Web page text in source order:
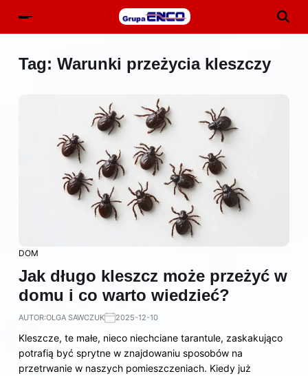
Tag: Warunki przeżycia kleszczy
DOM
Jak długo kleszcz może przeżyć w
domu i co warto wiedzieć?
AUTOR:OLGA SAWCZUK 2025-12-10
Kleszcze, te małe, nieco niechciane tarantule, zaskakująco
potrafią być sprytne w znajdowaniu sposobów na
przetrwanie w naszych pomieszczeniach. Kiedy już